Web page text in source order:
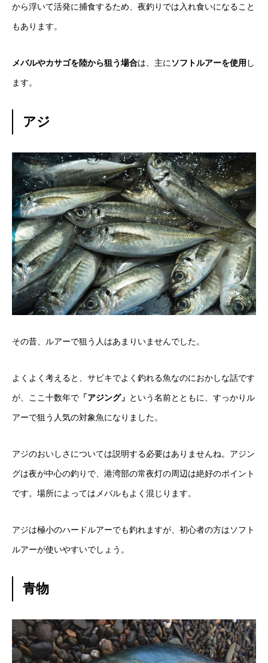
から浮いて活発に捕食するため、夜釣りでは入れ食いになること
もあります。
メバルやカサゴを陸から狙う場合は、主にソフトルアーを使用 し
ます。
アジ
その昔、ルアーで狙う人はあまりいませんでした。
よくよく考えると、サビキでよく釣れる魚なのにおかしな話です
が、ここ十数年で 「アジング」 という名前とともに、すっかりル
アーで狙う人気の対象魚になりました。
アジのおいしさについては説明する必要はありませんね。アジン
グは夜が中心の釣りで、港湾部の常夜灯の周辺は絶好のポイント
です。場所によってはメバルもよく混じります。
アジは極小のハードルアーでも釣れますが、初心者の方はソフト
ルアーが使いやすいでしょう。
青物